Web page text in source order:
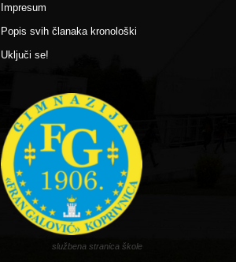
Impresum
Popis svih članaka kronološki
Uključi se!
službena stranica škole